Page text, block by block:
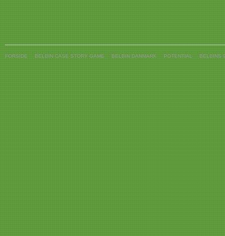
FORSIDE BELBIN CASE STORY GAME BELBIN DANMARK POTENTIAL BELBINS